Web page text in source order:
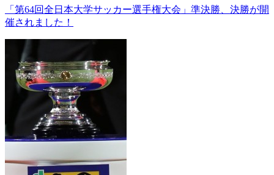
「第64回全日本大学サッカー選手権大会」準決勝、決勝が開
催されました！